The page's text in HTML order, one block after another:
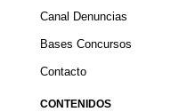
Canal Denuncias
Bases Concursos
Contacto
CONTENIDOS